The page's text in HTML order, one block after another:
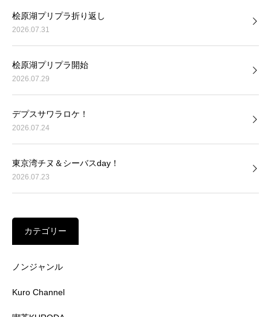
桧原湖プリプラ折り返し
2026.07.31
桧原湖プリプラ開始
2026.07.29
デプスサワラロケ！
2026.07.24
東京湾チヌ＆シーバスday！
2026.07.23
カテゴリー
ノンジャンル
Kuro Channel